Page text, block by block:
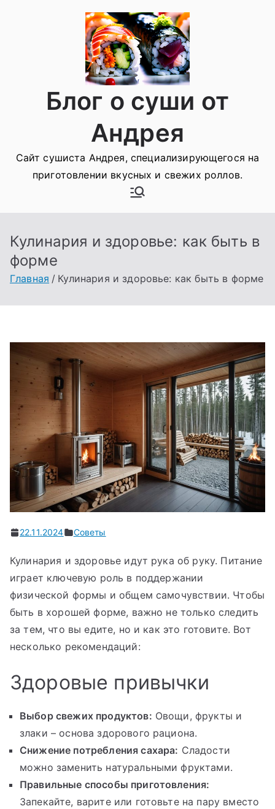
Блог о суши от
Андрея
Сайт сушиста Андрея, специализирующегося на
приготовлении вкусных и свежих роллов.
Кулинария и здоровье: как быть в
форме
Главная Кулинария и здоровье: как быть в форме
22.11.2024 Советы
Кулинария и здоровье идут рука об руку. Питание
играет ключевую роль в поддержании
физической формы и общем самочувствии. Чтобы
быть в хорошей форме, важно не только следить
за тем, что вы едите, но и как это готовите. Вот
несколько рекомендаций:
Здоровые привычки
Выбор свежих продуктов: Овощи, фрукты и
злаки – основа здорового рациона.
Снижение потребления сахара: Сладости
можно заменить натуральными фруктами.
Правильные способы приготовления:
Запекайте, варите или готовьте на пару вместо